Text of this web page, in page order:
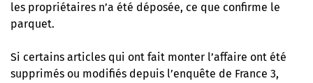
les propriétaires n’a été déposée, ce que confirme le
parquet.
Si certains articles qui ont fait monter l’affaire ont été
supprimés ou modifiés depuis l’enquête de France 3,